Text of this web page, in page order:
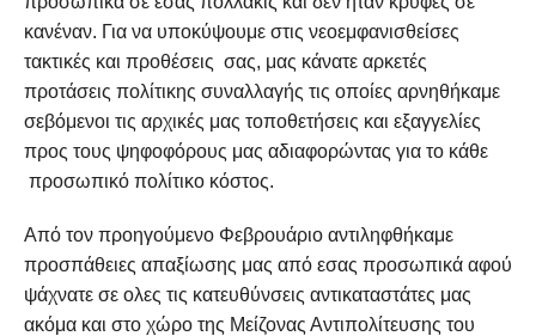
κανέναν. Για να υποκύψουμε στις νεοεμφανισθείσες
τακτικές και προθέσεις σας, μας κάνατε αρκετές
προτάσεις πολίτικης συναλλαγής τις οποίες αρνηθήκαμε
σεβόμενοι τις αρχικές μας τοποθετήσεις και εξαγγελίες
προς τους ψηφοφόρους μας αδιαφορώντας για το κάθε
προσωπικό πολίτικο κόστος.
Από τον προηγούμενο Φεβρουάριο αντιληφθήκαμε
προσπάθειες απαξίωσης μας από εσας προσωπικά αφού
ψάχνατε σε ολες τις κατευθύνσεις αντικαταστάτες μας
ακόμα και στο χώρο της Μείζονας Αντιπολίτευσης του